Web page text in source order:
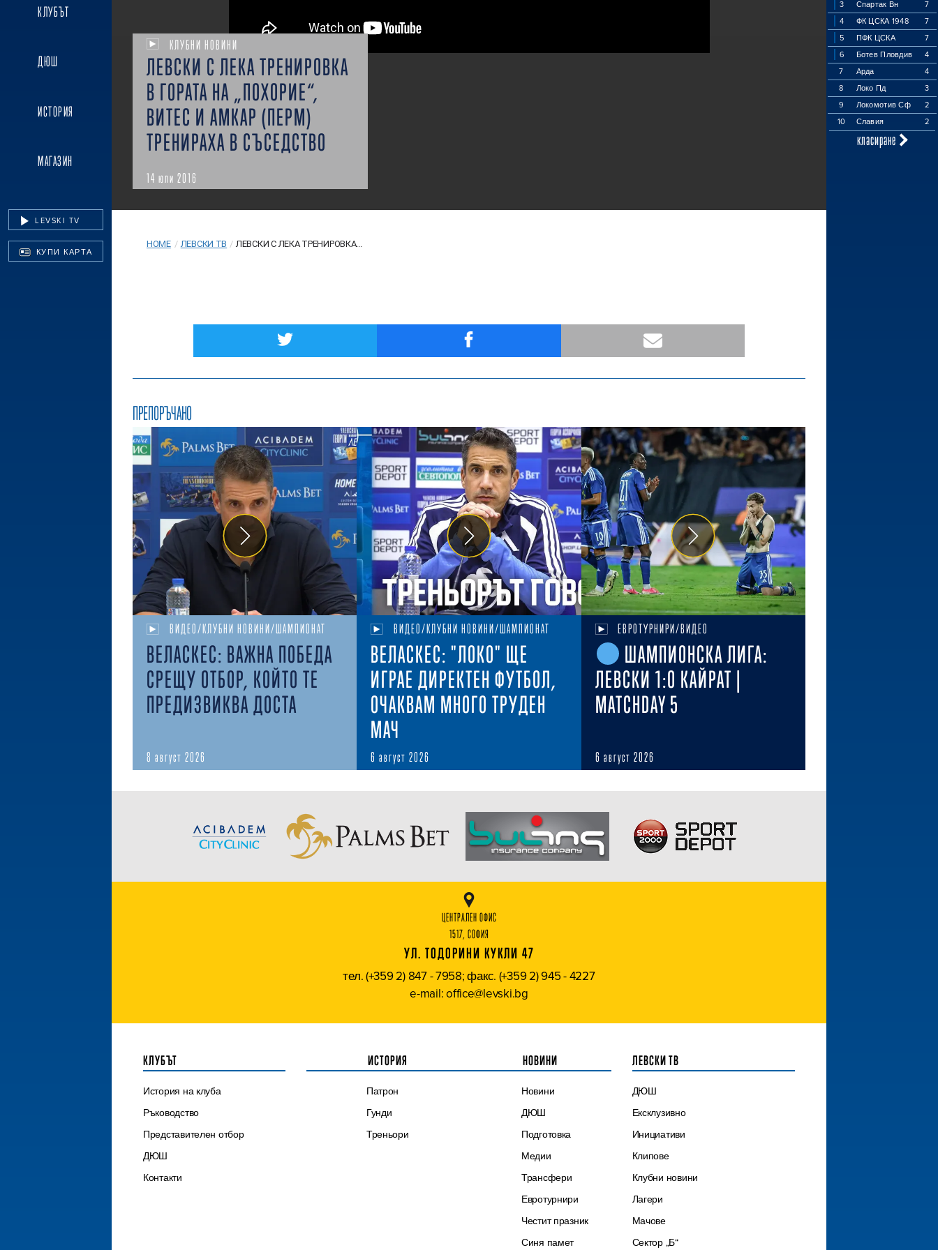
КЛУБЪТ
ДЮШ
ИСТОРИЯ
МАГАЗИН
LEVSKI TV
КУПИ КАРТА
3 Спартак Вн
7
4
ФК ЦСКА 1948
7
5
ПФК ЦСКА
7
6
Ботев Пловдив
4
7
Арда
4
8
Локо Пд
3
9
Локомотив Сф
2
10
Славия 2
класиране
КЛУБНИ НОВИНИ
ЛЕВСКИ С ЛЕКА ТРЕНИРОВКА
В ГОРАТА НА „ПОХОРИЕ“,
ВИТЕС И АМКАР (ПЕРМ)
ТРЕНИРАХА В СЪСЕДСТВО
14 юли 2016
HOME / ЛЕВСКИ ТВ / ЛЕВСКИ С ЛЕКА ТРЕНИРОВКА...
ПРЕПОРЪЧАНО
ВИДЕО/КЛУБНИ НОВИНИ/ШАМПИОНАТ
ВЕЛАСКЕС: ВАЖНА ПОБЕДА
СРЕЩУ ОТБОР, КОЙТО ТЕ
ПРЕДИЗВИКВА ДОСТА
8 август 2026
ВИДЕО/КЛУБНИ НОВИНИ/ШАМПИОНАТ
ВЕЛАСКЕС: "ЛОКО" ЩЕ
ИГРАЕ ДИРЕКТЕН ФУТБОЛ,
ОЧАКВАМ МНОГО ТРУДЕН
МАЧ
6 август 2026
ЕВРОТУРНИРИ/ВИДЕО
ШАМПИОНСКА ЛИГА:
ЛЕВСКИ 1:0 КАЙРАТ |
MATCHDAY 5
6 август 2026
ЦЕНТРАЛЕН ОФИС
1517, СОФИЯ
УЛ. ТОДОРИНИ КУКЛИ 47
тел. (+359 2) 847 - 7958; факс. (+359 2) 945 - 4227
e-mail: office@levski.bg
КЛУБЪТ
История на клуба
Ръководство
Представителен отбор
ДЮШ
Контакти
ИСТОРИЯ
Патрон
Гунди
Треньори
НОВИНИ
Новини
ДЮШ
Подготовка
Медии
Трансфери
Евротурнири
Честит празник
Синя памет
ЛЕВСКИ ТВ
ДЮШ
Ексклузивно
Инициативи
Клипове
Клубни новини
Лагери
Мачове
Сектор „Б“